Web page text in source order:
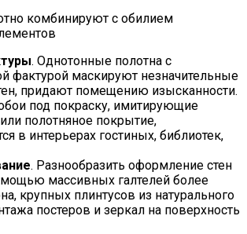
комбинируют с обилием
. Однотонные полотна с
фактурой маскируют незначительные
придают помещению изысканности.
под покраску, имитирующие
полотняное покрытие,
в интерьерах гостиных, библиотек,
. Разнообразить оформление стен
массивных галтелей более
крупных плинтусов из натурального
постеров и зеркал на поверхность